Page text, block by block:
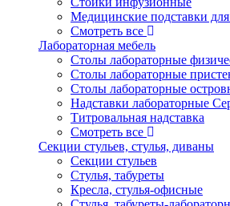
Медицинские подставки для
Смотреть все
Лабораторная мебель
Столы лабораторные
Столы лабораторные
Столы лабораторные
Надставки лабораторные
Титровальная надставка
Смотреть все
Секции стульев, стулья, диваны
Секции стульев
Стулья, табуреты
Кресла, стулья-офисные